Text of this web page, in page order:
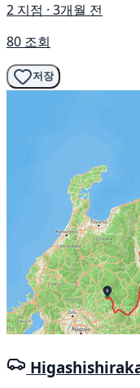
2 지점 · 3개월 전
80 조회
저장